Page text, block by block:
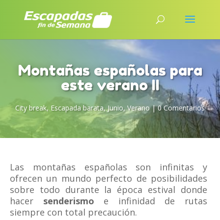
Montañas españolas para
este verano II
City break, Escapada barata,Junio,Verano|0 Comentarios
Las montañas españolas son infinitas y
ofrecen un mundo perfecto de posibilidades
sobre todo durante la época estival donde
hacer senderismo e infinidad de rutas
siempre con total precaución.